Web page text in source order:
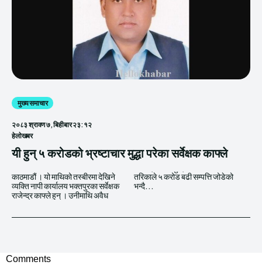
मुख्य समाचार
२०८३ श्रावण ७, बिहीबार २३:१२
हेलाेखबर
यी हुन् ५ करोडको भ्रष्टाचार मुद्धा परेका सर्वेक्षक काफ्ले
काठमाडौं । यो माथिको तस्बीरमा देखिने
व्यक्ति नापी कार्यालय भक्तपुरका सर्वेक्षक
राजेन्द्र काफ्ले हुन् । उनीमाथि अवैध
तरिकाले ५ करोड बढी सम्पत्ति जोडेको
भन्दै...
Comments